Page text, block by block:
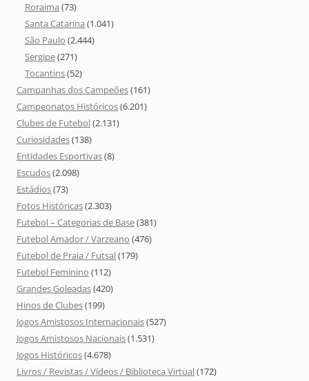
Roraima (73)
Santa Catarina (1.041)
São Paulo (2.444)
Sergipe(271)
Tocantins(52)
Campanhas dos Campeões(161)
Campeonatos Históricos(6.201)
Clubes de Futebol(2.131)
Curiosidades(138)
Entidades Esportivas(8)
Escudos(2.098)
Estádios(73)
Fotos Históricas(2.303)
Futebol – Categorias de Base(381)
Futebol Amador / Varzeano (476)
Futebol de Praia / Futsal(179)
Futebol Feminino (112)
Grandes Goleadas(420)
Hinos de Clubes(199)
Jogos Amistosos Internacionais(527)
Jogos Amistosos Nacionais(1.531)
Jogos Históricos(4.678)
Livros / Revistas / Vídeos / Biblioteca Virtual(172)